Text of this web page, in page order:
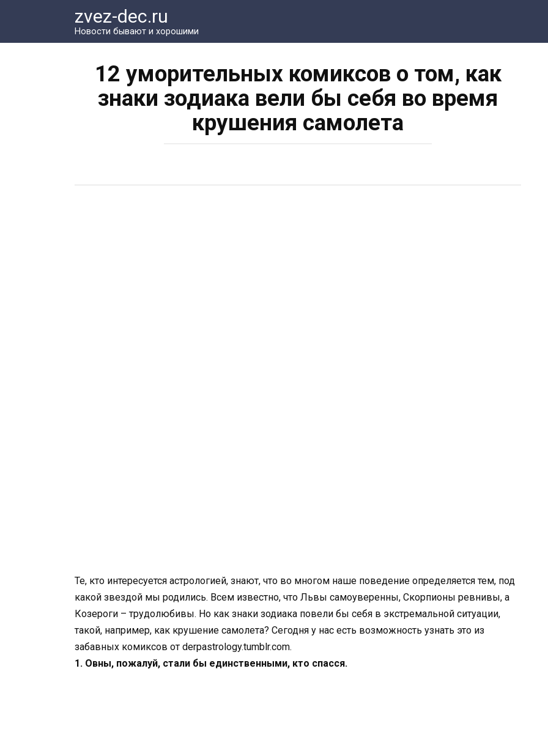
zvez-dec.ru
Новости бывают и хорошими
12 уморительных комиксов о том, как
знаки зодиака вели бы себя во время
крушения самолета
Те, кто интересуется астрологией, знают, что во многом наше поведение определяется тем, под
какой звездой мы родились. Всем известно, что Львы самоуверенны, Скорпионы ревнивы, а
Козероги – трудолюбивы. Но как знаки зодиака повели бы себя в экстремальной ситуации,
такой, например, как крушение самолета? Сегодня у нас есть возможность узнать это из
забавных комиксов от derpastrology.tumblr.com.
1. Овны, пожалуй, стали бы единственными, кто спасся.